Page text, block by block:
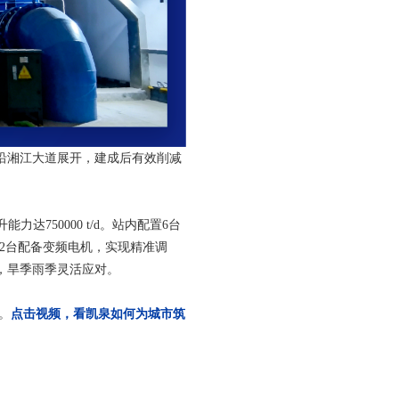
湘江大道展开，建成后有效削减
力达750000 t/d。站内配置6台
台配备变频电机，实现精准调
季雨季灵活应对。
点击视频，看凯泉如何为城市筑